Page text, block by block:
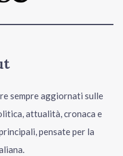
sempre aggiornati sulle
attualità, cronaca e
pensate per la